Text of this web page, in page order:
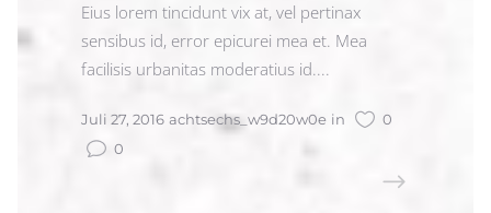
Eius lorem tincidunt vix at, vel pertinax
sensibus id, error epicurei mea et. Mea
facilisis urbanitas moderatius id....
Juli 27, 2016 achtsechs_w9d20w0e in
0
0